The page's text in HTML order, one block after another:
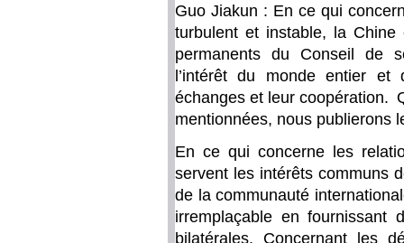
Guo Jiakun : En ce qui
turbulent et instable, la
permanents du Conseil de
l’intérêt du monde entier
échanges et leur coopération.
mentionnées, nous publierons
En ce qui concerne les
servent les intérêts communs
de la communauté
irremplaçable en fournissant
bilatérales. Concernant les